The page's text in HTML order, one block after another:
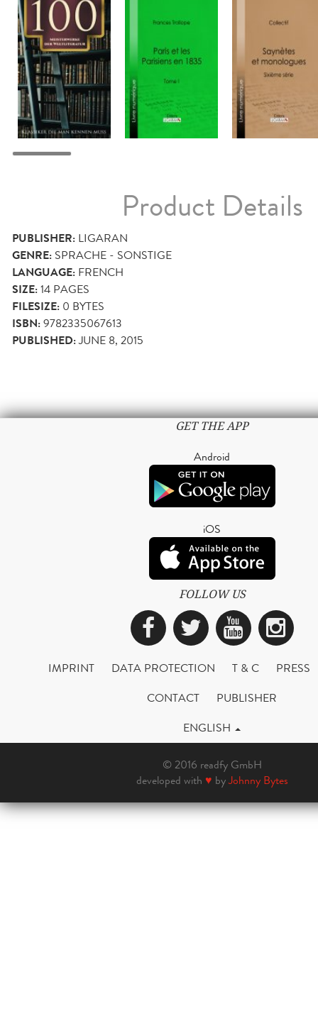
Product Details
PUBLISHER: LIGARAN
GENRE: SPRACHE - SONSTIGE
LANGUAGE: FRENCH
SIZE:14 PAGES
FILESIZE: 0 BYTES
ISBN:9782335067613
PUBLISHED:JUNE 8, 2015
GET THE APP
Android
iOS
FOLLOW US
Facebook
Twitter
IMPRINT DATA PROTECTION T & C
PRESS
CONTACT
PUBLISHER
ENGLISH
© 2016 readfy GmbH
developed with ♥ byJohnny Bytes